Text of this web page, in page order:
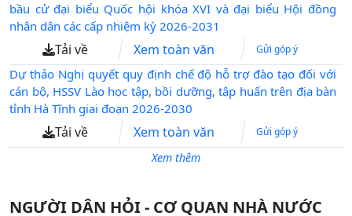
bầu cử đại biểu Quốc hội khóa XVI và đại biểu Hội đồng
nhân dân các cấp nhiệm kỳ 2026-2031
Tải về Xem toàn văn Gửi góp ý
Dự thảo Nghị quyết quy định chế độ hỗ trợ đào tạo đối với
cán bộ, HSSV Lào học tập, bồi dưỡng, tập huấn trên địa bàn
tỉnh Hà Tĩnh giai đoạn 2026-2030
Tải về Xem toàn văn Gửi góp ý
Xem thêm
NGƯỜI DÂN HỎI - CƠ QUAN NHÀ NƯỚC